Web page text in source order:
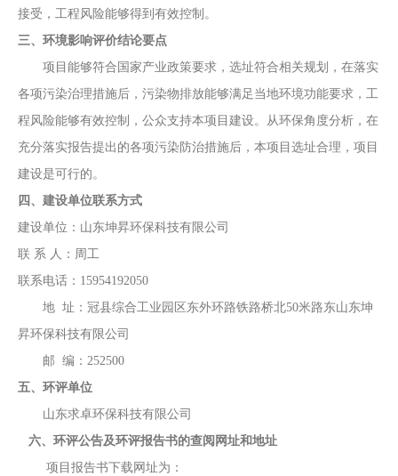
接受，工程风险能够得到有效控制。
三、环境影响评价结论要点
项目能够符合国家产业政策要求，选址符合相关规划，在落实
各项污染治理措施后，污染物排放能够满足当地环境功能要求，工
程风险能够有效控制，公众支持本项目建设。从环保角度分析，在
充分落实报告提出的各项污染防治措施后，本项目选址合理，项目
建设是可行的。
四、建设单位联系方式
建设单位： 山东坤昇环保科技有限公司
联 系 人： 周工
联系电话： 15954192050
地 址： 冠县综合工业园区东外环路铁路桥北50米路东山东坤
昇环保科技有限公司
邮 编： 252500
五、环评单位
山东求卓环保科技有限公司
六、环评公告及环评报告书的查阅网址和地址
项目报告书下载网址为：